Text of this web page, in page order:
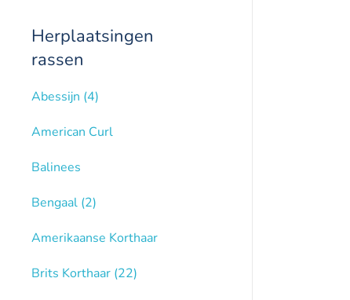
Herplaatsingen
rassen
Abessijn (4)
American Curl
Balinees
Bengaal (2)
Amerikaanse Korthaar
Brits Korthaar (22)